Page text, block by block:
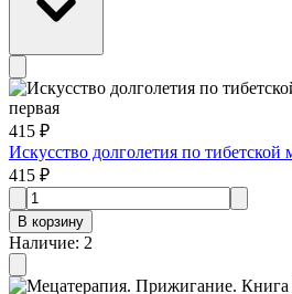
415 ₽
Искусство долголетия по
415 ₽
В корзину
Наличие: 2